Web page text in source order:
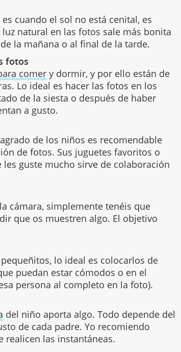
cuando el sol no está cenital, es
natural en las fotos sale más bonita
la mañana o al final de la tarde.
fotos
comer y dormir, y por ello están de
Lo ideal es hacer las fotos en los
de la siesta o después de haber
a gusto.
de los niños es recomendable
de fotos. Sus juguetes favoritos o
guste mucho sirve de colaboración
cámara, simplemente tenéis que
que os muestren algo. El objetivo
lo ideal es colocarlos de
puedan estar cómodos o en el
persona al completo en la foto).
del niño aporta algo. Todo depende del
de cada padre. Yo recomiendo
realicen las instantáneas.